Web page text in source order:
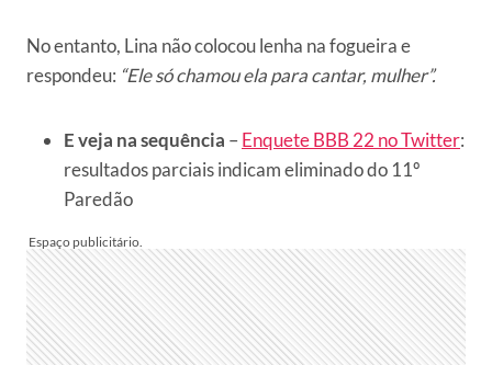
No entanto, Lina não colocou lenha na fogueira e
respondeu: “Ele só chamou ela para cantar, mulher”.
E veja na sequência – Enquete BBB 22 no Twitter:
resultados parciais indicam eliminado do 11º
Paredão